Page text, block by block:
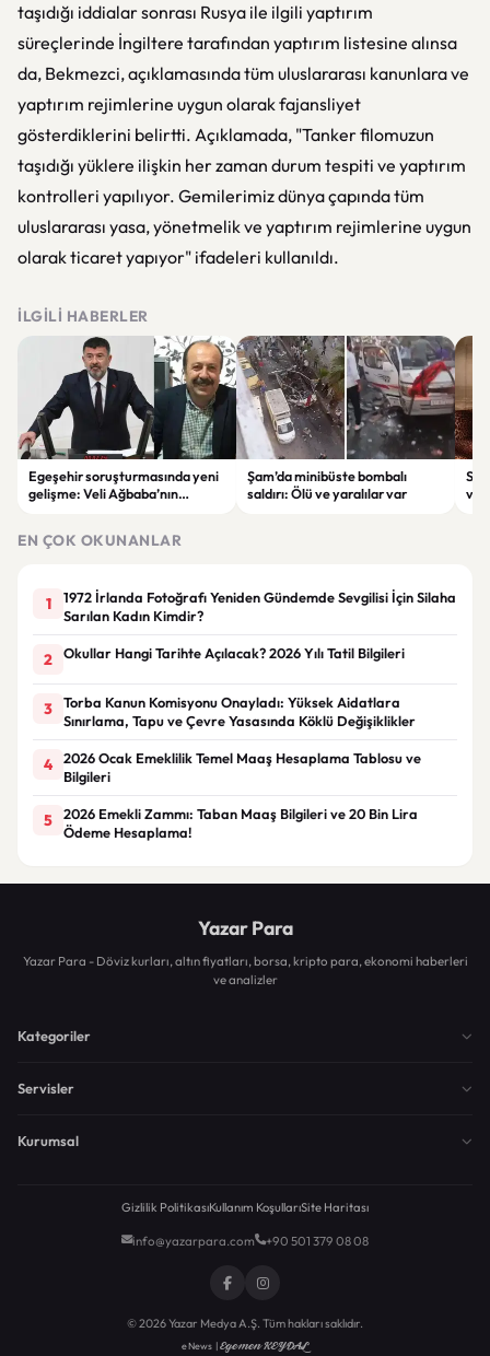
taşıdığı iddialar sonrası Rusya ile ilgili yaptırım
süreçlerinde İngiltere tarafından yaptırım listesine alınsa
da, Bekmezci, açıklamasında tüm uluslararası kanunlara ve
yaptırım rejimlerine uygun olarak fajansliyet
gösterdiklerini belirtti. Açıklamada, "Tanker filomuzun
taşıdığı yüklere ilişkin her zaman durum tespiti ve yaptırım
kontrolleri yapılıyor. Gemilerimiz dünya çapında tüm
uluslararası yasa, yönetmelik ve yaptırım rejimlerine uygun
olarak ticaret yapıyor" ifadeleri kullanıldı.
İLGILI HABERLER
Egeşehir soruşturmasında yeni
gelişme: Veli Ağbaba’nın
Şam’da minibüste bombalı
saldırı: Ölü ve yaralılar var
EN ÇOK OKUNANLAR
1
1972 İrlanda Fotoğrafı Yeniden Gündemde Sevgilisi İçin Silaha
Sarılan Kadın Kimdir?
2 Okullar Hangi Tarihte Açılacak? 2026 Yılı Tatil Bilgileri
3
Torba Kanun Komisyonu Onayladı: Yüksek Aidatlara
Sınırlama, Tapu ve Çevre Yasasında Köklü Değişiklikler
4
2026 Ocak Emeklilik Temel Maaş Hesaplama Tablosu ve
Bilgileri
5
2026 Emekli Zammı: Taban Maaş Bilgileri ve 20 Bin Lira
Ödeme Hesaplama!
Yazar Para
Yazar Para - Döviz kurları, altın fiyatları, borsa, kripto para, ekonomi haberleri
ve analizler
Kategoriler
Servisler
Kurumsal
Gizlilik PolitikasıKullanım KoşullarıSite Haritası
info@yazarpara.com +90 501 379 08 08
© 2026 Yazar Medya A.Ş. Tüm hakları saklıdır.
eNews |Egemen KEYDAL